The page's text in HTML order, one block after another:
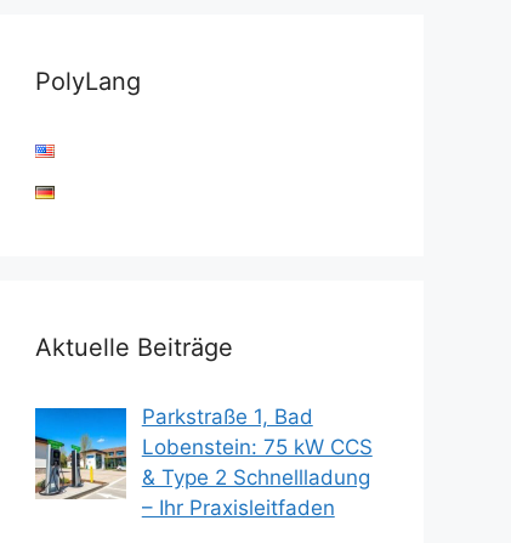
PolyLang
Aktuelle Beiträge
Parkstraße 1, Bad
Lobenstein: 75 kW CCS
& Type 2 Schnellladung
– Ihr Praxisleitfaden